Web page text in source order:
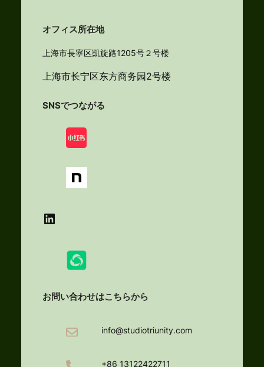
オフィス所在地
上海市長寧区凱旋路1205号２号楼
上海市长宁区东方商务园2号楼
SNSでつながる
LinkedIn
お問い合わせはこちらから
info@studiotriunity.com
+86 13122422711